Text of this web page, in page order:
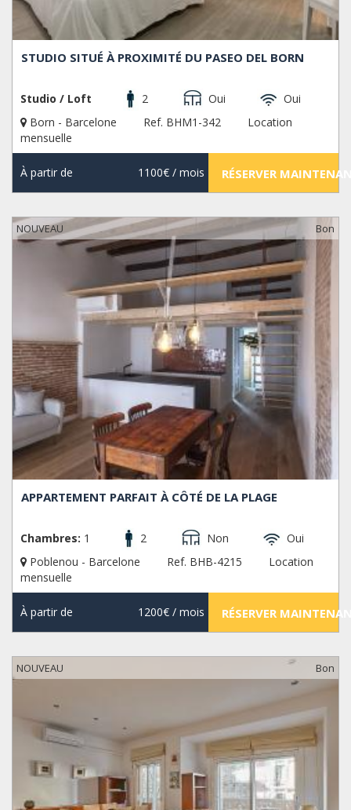
STUDIO SITUÉ À PROXIMITÉ DU PASEO DEL BORN
Studio / Loft 2 Oui
Oui
Born - Barcelone
Ref. BHM1-342
Location
mensuelle
À partir de 1100€/ mois RÉSERVER
NOUVEAU Bon
APPARTEMENT PARFAIT À CÔTÉ DE LA PLAGE
Chambres: 1 2 Non
Oui
Poblenou - Barcelone
Ref. BHB-4215
Location
mensuelle
À partir de 1200€/ mois RÉSERVER
NOUVEAU Bon